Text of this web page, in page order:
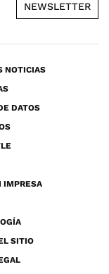
NEWSLETTER
NOTICIAS
DATOS
IMPRESA
SITIO